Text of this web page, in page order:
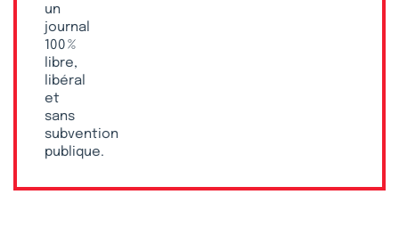
un
journal
100 %
libre,
libéral
et
sans
subvention
publique.